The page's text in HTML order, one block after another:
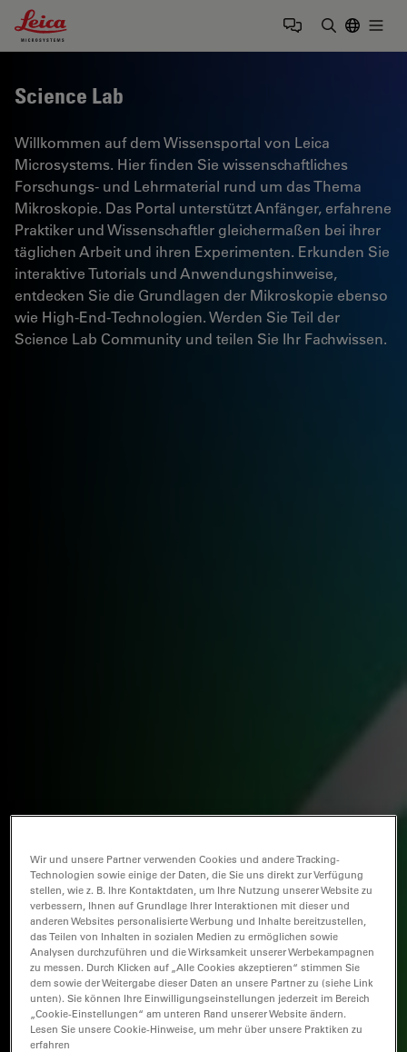
Leica Microsystems Logo
Science Lab
Willkommen auf dem Wissensportal von Leica
Microsystems. Hier finden Sie wissenschaftliches
Forschungs- und Lehrmaterial rund um das Thema
Mikroskopie. Das Portal unterstützt Anfänger, erfahrene
Praktiker und Wissenschaftler gleichermaßen bei ihrer
täglichen Arbeit und ihren Experimenten. Erkunden Sie
interaktive Tutorials und Anwendungshinweise,
entdecken Sie die Grundlagen der Mikroskopie ebenso
wie High-End-Technologien. Werden Sie Teil der
Science Lab Community und teilen Sie Ihr Fachwissen.
Wir und unsere Partner verwenden Cookies und andere Tracking-
Technologien sowie einige der Daten, die Sie uns direkt zur Verfügung
stellen, wie z. B. Ihre Kontaktdaten, um Ihre Nutzung unserer Website zu
verbessern, Ihnen auf Grundlage Ihrer Interaktionen mit dieser und
anderen Websites personalisierte Werbung und Inhalte bereitzustellen,
das Teilen von Inhalten in sozialen Medien zu ermöglichen sowie
Analysen durchzuführen und die Wirksamkeit unserer Werbekampagnen
zu messen. Durch Klicken auf „Alle Cookies akzeptieren“ stimmen Sie
dem sowie der Weitergabe dieser Daten an unsere Partner zu (siehe Link
unten). Sie können Ihre Einwilligungseinstellungen jederzeit im Bereich
„Cookie-Einstellungen“ am unteren Rand unserer Website ändern.
Lesen Sie unsere Cookie-Hinweise, um mehr über unsere Praktiken zu
erfahren